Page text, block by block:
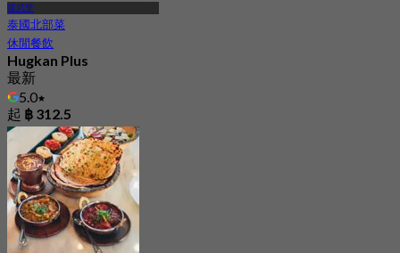
暖武里
泰國北部菜
休閒餐飲
Hugkan Plus
最新
5.0
起 ฿ 312.5